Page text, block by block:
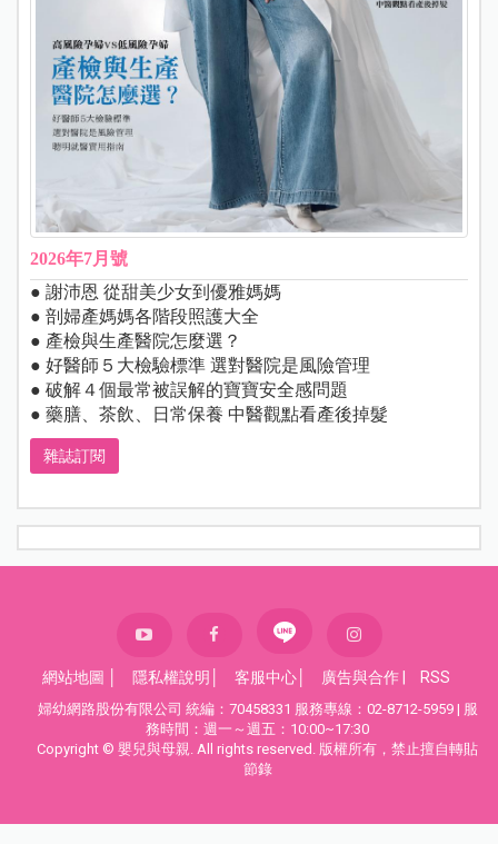
2026年7月號
● 謝沛恩 從甜美少女到優雅媽媽
● 剖婦產媽媽各階段照護大全
● 產檢與生產醫院怎麼選？
● 好醫師５大檢驗標準 選對醫院是風險管理
● 破解４個最常被誤解的寶寶安全感問題
● 藥膳、茶飲、日常保養 中醫觀點看產後掉髮
雜誌訂閱
網站地圖 隱私權說明 客服中心 廣告與合作| RSS
婦幼網路股份有限公司 統編：70458331 服務專線：02-8712-5959 | 服
務時間：週一～週五：10:00~17:30
Copyright © 嬰兒與母親. All rights reserved. 版權所有，禁止擅自轉貼
節錄